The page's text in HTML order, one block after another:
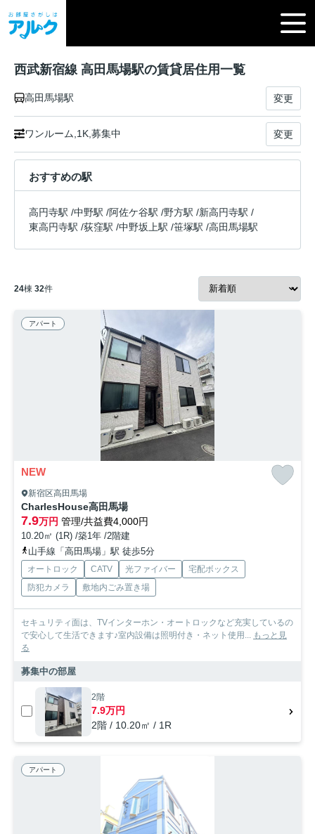
西武新宿線 高田馬場駅の賃貸居住用一覧
高田馬場駅 変更
ワンルーム,1K,募集中 変更
おすすめの駅
高円寺駅 /中野駅 /阿佐ケ谷駅 /野方駅 /新高円寺駅 /
東高円寺駅 /荻窪駅 /中野坂上駅 /笹塚駅 /高田馬場駅
24棟 32件
アパート
NEW
新宿区高田馬場
CharlesHouse高田馬場
7.9万円 管理/共益費4,000円
10.20㎡ (1R) /築1年 /2階建
山手線「高田馬場」駅 徒歩5分
オートロック CATV 光ファイバー
宅配ボックス
防犯カメラ
敷地内ごみ置き場
セキュリティ面は、TVインターホン・オートロックなど充実しているの
で安心して生活できます♪室内設備は照明付き・ネット使用...
もっと見
る
募集中の部屋
2階
7.9万円
2階 / 10.20㎡ / 1R
アパート